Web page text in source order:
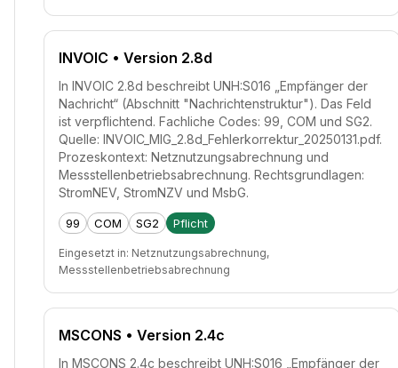
INVOIC • Version 2.8d
In INVOIC 2.8d beschreibt UNH:S016 „Empfänger der
Nachricht“ (Abschnitt "Nachrichtenstruktur"). Das Feld
ist verpflichtend. Fachliche Codes: 99, COM und SG2.
Quelle: INVOIC_MIG_2.8d_Fehlerkorrektur_20250131.pdf.
Prozeskontext: Netznutzungsabrechnung und
Messstellenbetriebsabrechnung. Rechtsgrundlagen:
StromNEV, StromNZV und MsbG.
99 COM SG2 Pflicht
Eingesetzt in: Netznutzungsabrechnung,
Messstellenbetriebsabrechnung
MSCONS • Version 2.4c
In MSCONS 2.4c beschreibt UNH:S016 „Empfänger der